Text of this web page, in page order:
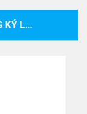
HỆ THỐNG YÊU CẦU BẠN PHẢI ĐĂNG KÝ LÀM THÀNH VIÊN VÀ ĐĂNG NHẬP VÀO HỆ THỐNG ĐỂ XEM THÔNG TIN CÁ NHÂN CỦA THÀNH VIÊN.